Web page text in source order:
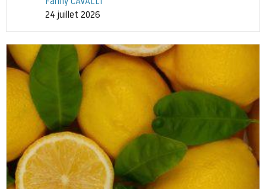
Fanny CAVALLI
24 juillet 2026